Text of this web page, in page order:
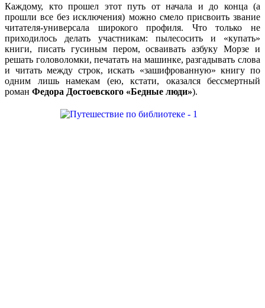
Каждому, кто прошел этот путь от начала и до конца (а
прошли все без исключения) можно смело присвоить звание
читателя-универсала широкого профиля. Что только не
приходилось делать участникам: пылесосить и «купать»
книги, писать гусиным пером, осваивать азбуку Морзе и
решать головоломки, печатать на машинке, разгадывать слова
и читать между строк, искать «зашифрованную» книгу по
одним лишь намекам (ею, кстати, оказался бессмертный
роман Федора Достоевского «Бедные люди»).